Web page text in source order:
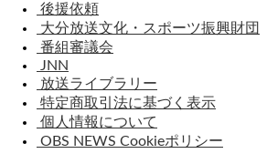
後援依頼
大分放送文化・スポーツ振興財団
番組審議会
JNN
放送ライブラリー
特定商取引法に基づく表示
個人情報について
OBS NEWS Cookieポリシー